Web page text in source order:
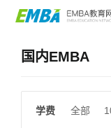
国内EMBA
学费 全部